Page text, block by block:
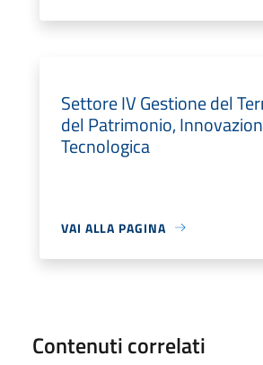
Settore IV Gestione del
del Patrimonio,
Tecnologica
VAI ALLA PAGINA
Contenuti correlati